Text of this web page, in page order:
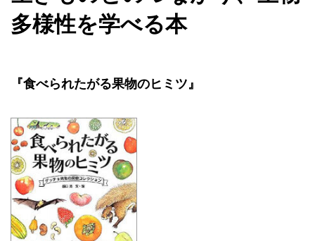
多様性を学べる本
『食べられたがる果物のヒミツ』